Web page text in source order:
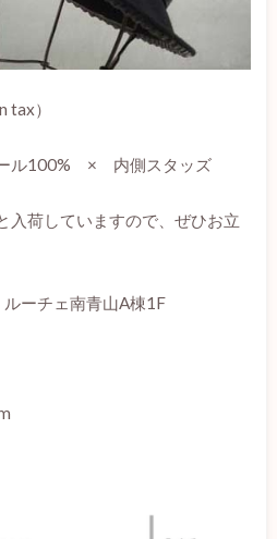
tax）
ル100% × 内側スタッズ
入荷していますので、ぜひお立
ーチェ南青山A棟1F